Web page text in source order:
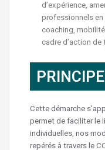
d’expérience,
professionnels
coaching,
cadre d’action de
Cette démarche
permet de faciliter le
individuelles, nos
repérés à travers le